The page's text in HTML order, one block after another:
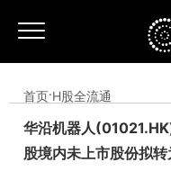
首页·H股全流通
华沿机器人
股境内未上市股份拟